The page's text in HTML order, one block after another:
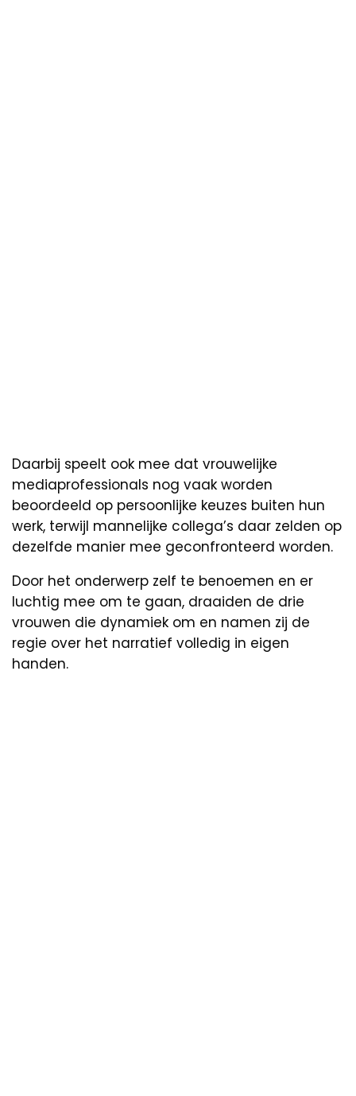
Daarbij speelt ook mee dat vrouwelijke
mediaprofessionals nog vaak worden
beoordeeld op persoonlijke keuzes buiten hun
werk, terwijl mannelijke collega’s daar zelden op
dezelfde manier mee geconfronteerd worden.
Door het onderwerp zelf te benoemen en er
luchtig mee om te gaan, draaiden de drie
vrouwen die dynamiek om en namen zij de
regie over het narratief volledig in eigen
handen.